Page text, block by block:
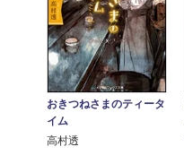
おきつねさまのティータ
イム
高村透